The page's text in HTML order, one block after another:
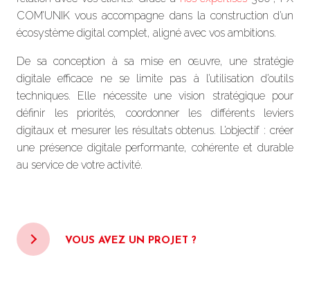
COM’UNIK vous accompagne dans la construction d’un
écosystème digital complet, aligné avec vos ambitions.
De sa conception à sa mise en œuvre, une stratégie
digitale efficace ne se limite pas à l’utilisation d’outils
techniques. Elle nécessite une vision stratégique pour
définir les priorités, coordonner les différents leviers
digitaux et mesurer les résultats obtenus. L’objectif : créer
une présence digitale performante, cohérente et durable
au service de votre activité.
VOUS AVEZ UN PROJET ?